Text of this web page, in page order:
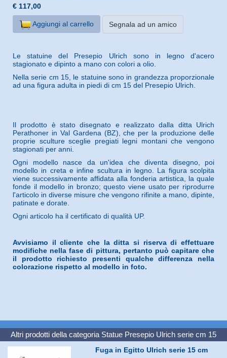
€ 117,00
Aggiungi al carrello Segnala ad un amico
Le statuine del Presepio Ulrich sono in legno d'acero
stagionato e dipinto a mano con colori a olio.
Nella serie cm 15, le statuine sono in grandezza proporzionale
ad una figura adulta in piedi di cm 15 del Presepio Ulrich.
Il prodotto è stato disegnato e realizzato dalla ditta Ulrich
Perathoner in Val Gardena (BZ), che per la produzione delle
proprie sculture sceglie pregiati legni montani che vengono
stagionati per anni.
Ogni modello nasce da un'idea che diventa disegno, poi
modello in creta e infine scultura in legno. La figura scolpita
viene successivamente affidata alla fonderia artistica, la quale
fonde il modello in bronzo; questo viene usato per riprodurre
l'articolo in diverse misure che vengono rifinite a mano, dipinte,
patinate e dorate.
Ogni articolo ha il certificato di qualità UP.
Avvisiamo il cliente che la ditta si riserva di effettuare
modifiche nella fase di pittura, pertanto può capitare che
il prodotto richiesto presenti qualche differenza nella
colorazione rispetto al modello in foto.
Altri prodotti della categoria Statue Presepio Ulrich serie cm 15
Fuga in Egitto Ulrich serie 15 cm